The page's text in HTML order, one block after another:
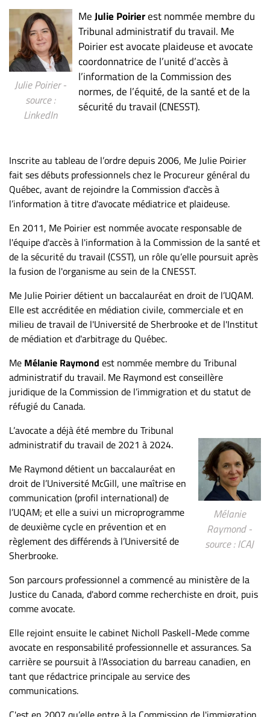
Julie Poirier -
source :
LinkedIn
MeJulie Poirierest nommée membre du
Tribunal administratif du travail. Me
Poirier est avocate plaideuse et avocate
coordonnatrice de l’unité d’accès à
l’information de la Commission des
normes, de l’équité, de la santé et de la
sécurité du travail (CNESST).
Inscrite au tableau de l’ordre depuis 2006, Me Julie Poirier
fait ses débuts professionnels chez le Procureur général du
Québec, avant de rejoindre la Commission d'accès à
l’information à titre d'avocate médiatrice et plaideuse.
En 2011, Me Poirier est nommée avocate responsable de
l'équipe d'accès à l'information à la Commission de la santé et
de la sécurité du travail (CSST), un rôle qu’elle poursuit après
la fusion de l'organisme au sein de la CNESST.
Me Julie Poirier détient un baccalauréat en droit de l’UQAM.
Elle est accréditée en médiation civile, commerciale et en
milieu de travail de l'Université de Sherbrooke et de l'Institut
de médiation et d'arbitrage du Québec.
Me Mélanie Raymond est nommée membre du Tribunal
administratif du travail. Me Raymond est conseillère
juridique de la Commission de l’immigration et du statut de
réfugié du Canada.
Mélanie
Raymond -
source : ICAJ
L’avocate a déjà été membre du Tribunal
administratif du travail de 2021 à 2024.
Me Raymond détient un baccalauréat en
droit de l’Université McGill, une maîtrise en
communication (profil international) de
l’UQAM; et elle a suivi un microprogramme
de deuxième cycle en prévention et en
règlement des différends à l’Université de
Sherbrooke.
Son parcours professionnel a commencé au ministère de la
Justice du Canada, d'abord comme recherchiste en droit, puis
comme avocate.
Elle rejoint ensuite le cabinet Nicholl Paskell-Mede comme
avocate en responsabilité professionnelle et assurances. Sa
carrière se poursuit à l'Association du barreau canadien, en
tant que rédactrice principale au service des
communications.